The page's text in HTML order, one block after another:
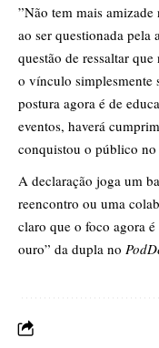
​”Não tem mais
ao ser questionada pela
questão de ressaltar
o vínculo simplesmente
postura agora é de
eventos, haverá
conquistou o público no
​A declaração joga um
reencontro ou uma
claro que o foco agora
ouro” da dupla no